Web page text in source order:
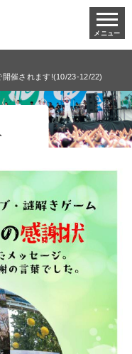
メニュー
催されます!(10/23-12/22)